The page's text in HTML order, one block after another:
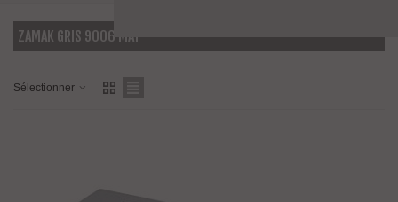
ZAMAK GRIS 9006 MAT
Sélectionner